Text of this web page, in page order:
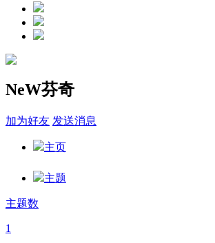
NeW芬奇
加为好友 发送消息
主页
主题
主题数
1